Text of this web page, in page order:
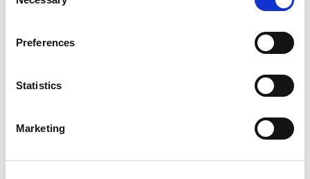
Preferences
Statistics
Marketing